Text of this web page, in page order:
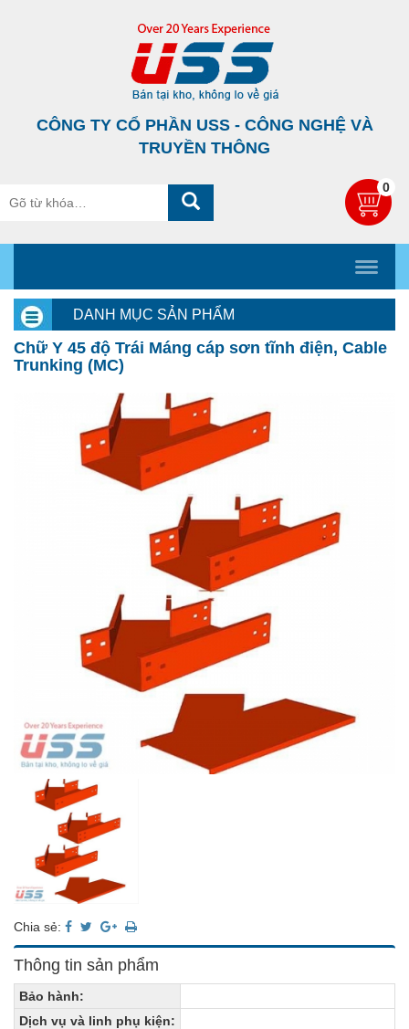
CÔNG TY CỔ PHẦN USS - CÔNG NGHỆ VÀ
TRUYỀN THÔNG
0
DANH MỤC SẢN PHẨM
Chữ Y 45 độ Trái Máng cáp sơn tĩnh điện, Cable
Trunking (MC)
Chia sẻ:
Thông tin sản phẩm
Bảo hành:
Dịch vụ và linh phụ kiện: